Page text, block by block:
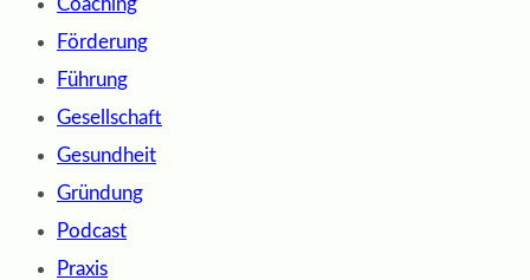
Förderung
Führung
Gesellschaft
Gesundheit
Gründung
Podcast
Praxis